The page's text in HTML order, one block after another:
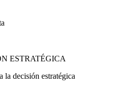
ESTRATÉGICA
la decisión estratégica